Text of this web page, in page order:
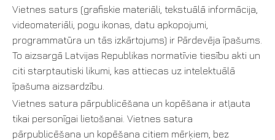
Vietnes saturs (grafiskie materiāli, tekstuālā informācija,
videomateriāli, pogu ikonas, datu apkopojumi,
programmatūra un tās izkārtojums) ir Pārdevēja īpašums.
To aizsargā Latvijas Republikas normatīvie tiesību akti un
citi starptautiski likumi, kas attiecas uz intelektuālā
īpašuma aizsardzību.
Vietnes satura pārpublicēšana un kopēšana ir atļauta
tikai personīgai lietošanai. Vietnes satura
pārpublicēšana un kopēšana citiem mērķiem, bez